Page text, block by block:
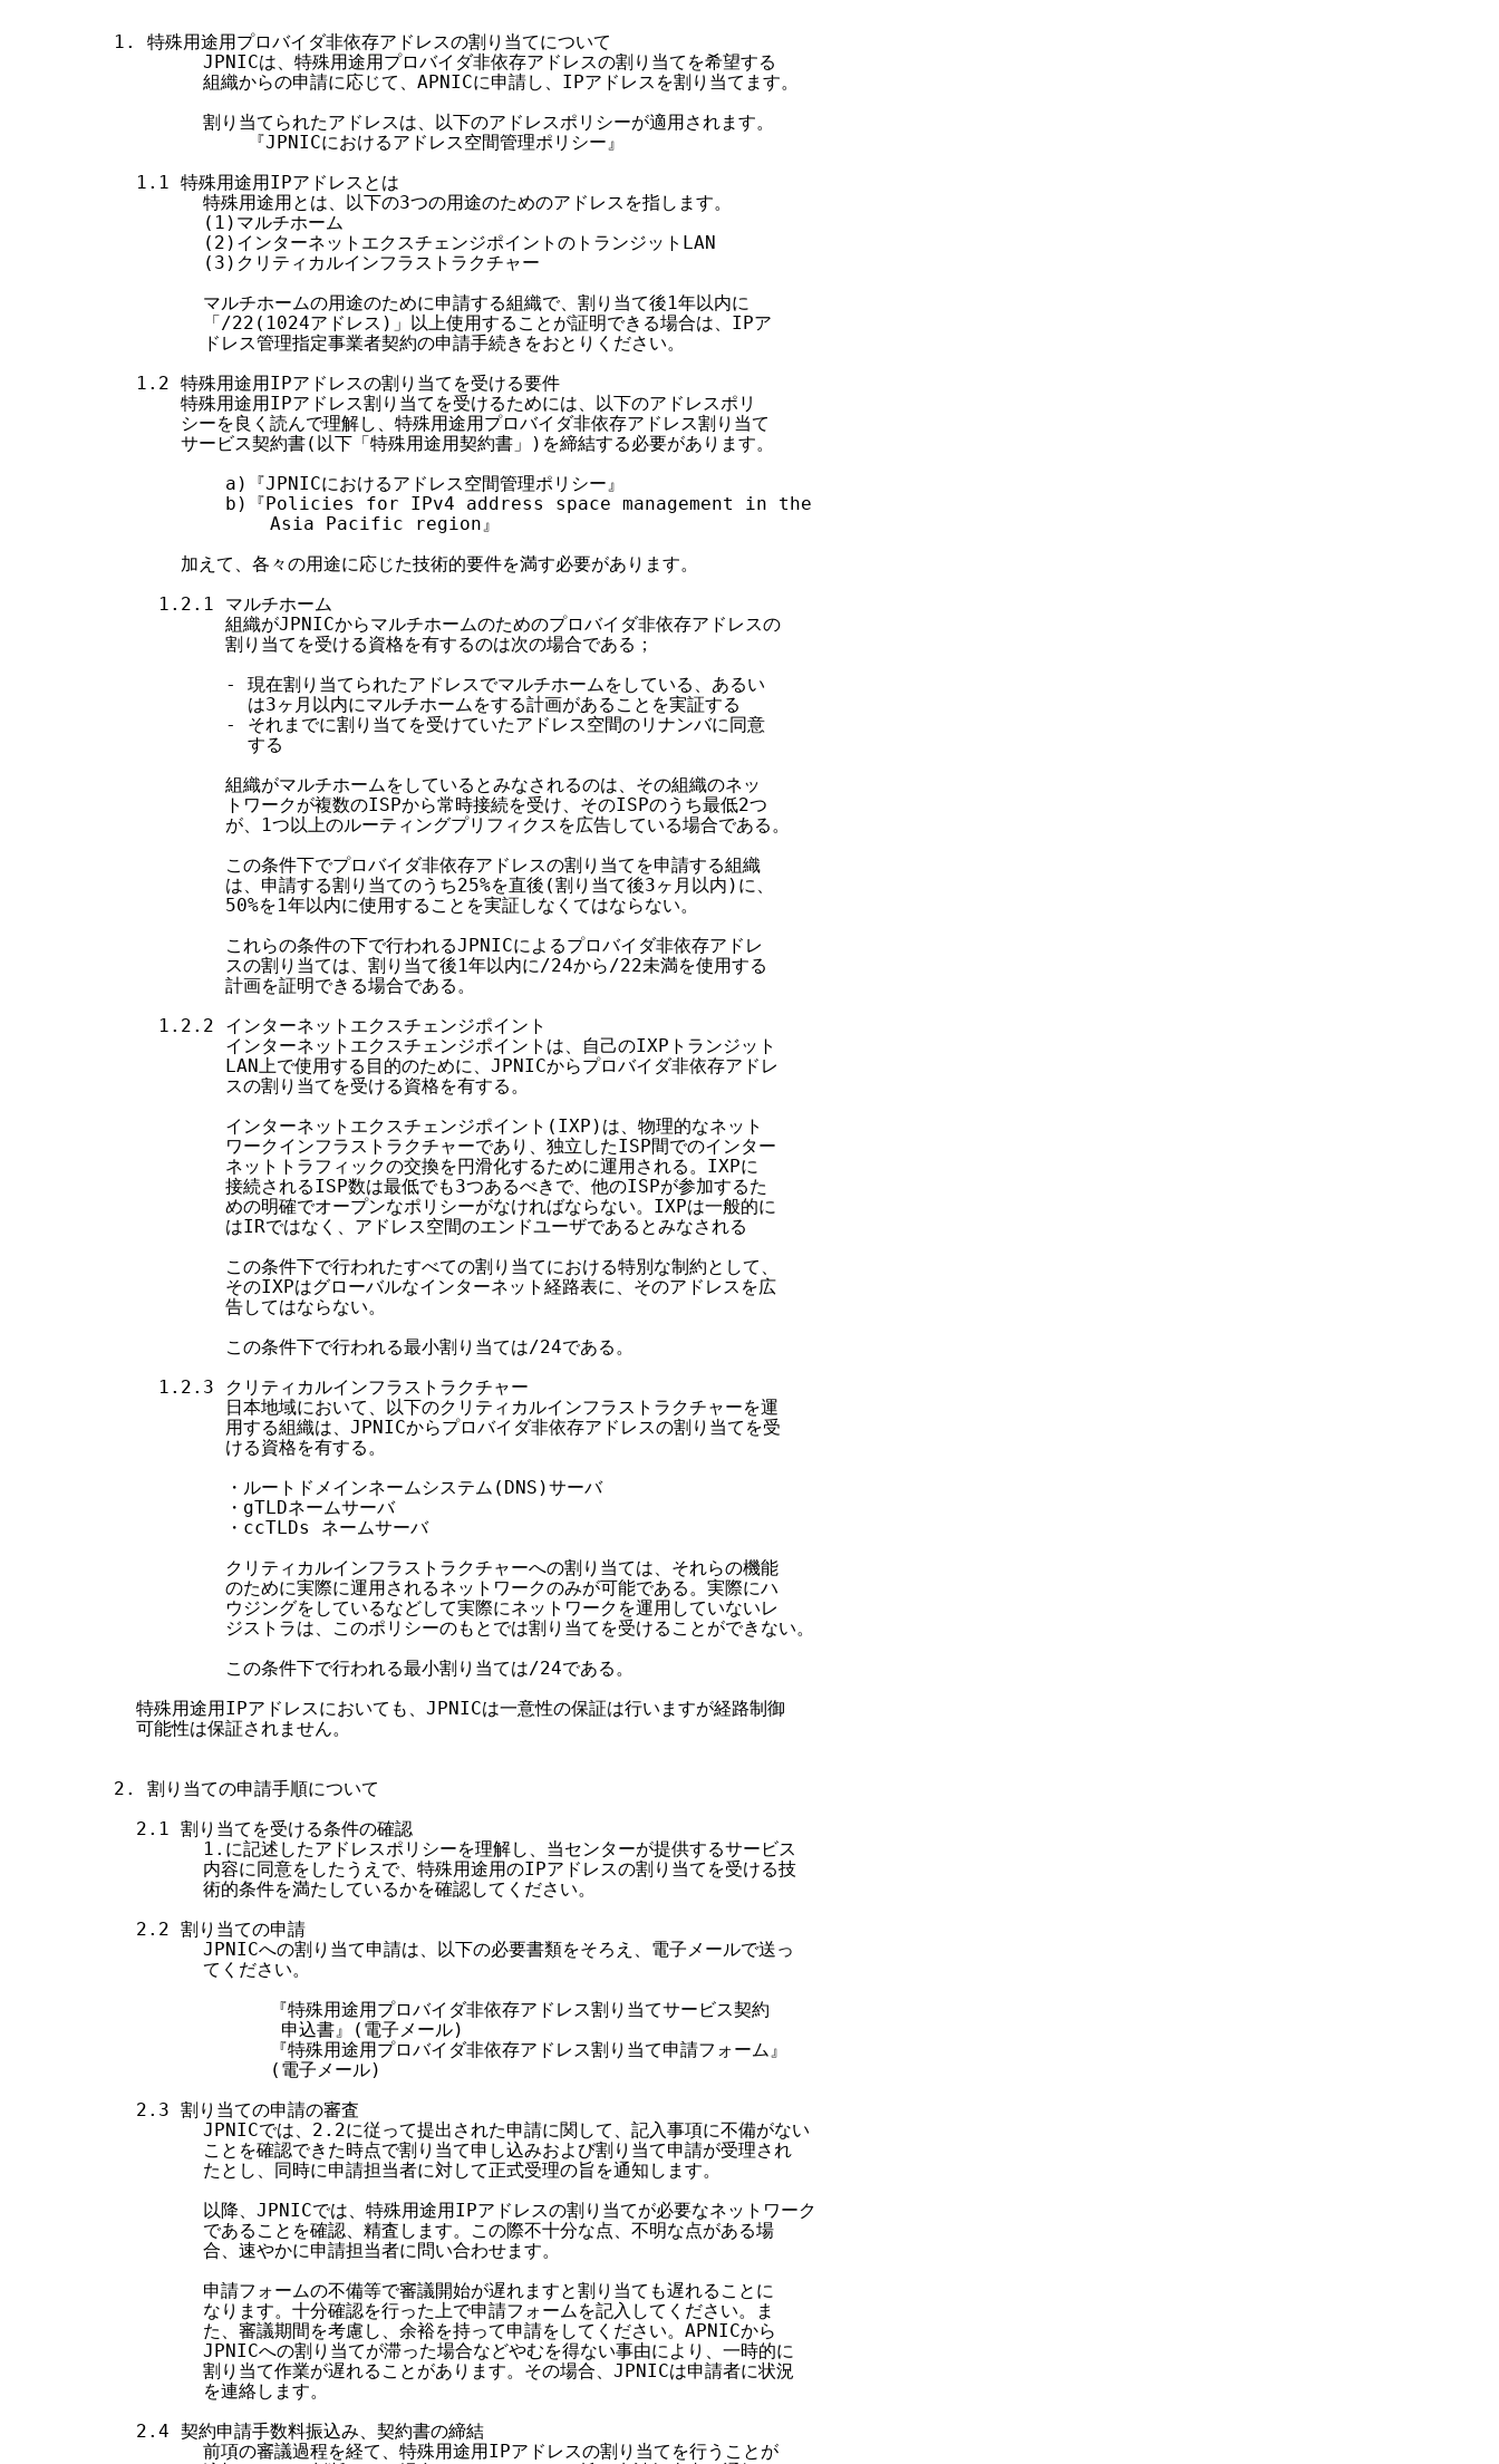
1. 特殊用途用プロバイダ非依存アドレスの割り当てについて
        JPNICは、特殊用途用プロバイダ非依存アドレスの割り当てを希望する
        組織からの申請に応じて、APNICに申請し、IPアドレスを割り当てます。
        割り当てられたアドレスは、以下のアドレスポリシーが適用されます。
            『JPNICにおけるアドレス空間管理ポリシー』
  1.1 特殊用途用IPアドレスとは
        特殊用途用とは、以下の3つの用途のためのアドレスを指します。
        (1)マルチホーム
        (2)インターネットエクスチェンジポイントのトランジットLAN
        (3)クリティカルインフラストラクチャー
        マルチホームの用途のために申請する組織で、割り当て後1年以内に
        「/22(1024アドレス)」以上使用することが証明できる場合は、IPア
        ドレス管理指定事業者契約の申請手続きをおとりください。
  1.2 特殊用途用IPアドレスの割り当てを受ける要件
      特殊用途用IPアドレス割り当てを受けるためには、以下のアドレスポリ
      シーを良く読んで理解し、特殊用途用プロバイダ非依存アドレス割り当て
      サービス契約書(以下「特殊用途用契約書」)を締結する必要があります。
          a)『JPNICにおけるアドレス空間管理ポリシー』
          b)『Policies for IPv4 address space management in the
              Asia Pacific region』
      加えて、各々の用途に応じた技術的要件を満す必要があります。
    1.2.1 マルチホーム
          組織がJPNICからマルチホームのためのプロバイダ非依存アドレスの
          割り当てを受ける資格を有するのは次の場合である；
          - 現在割り当てられたアドレスでマルチホームをしている、あるい
            は3ヶ月以内にマルチホームをする計画があることを実証する
          - それまでに割り当てを受けていたアドレス空間のリナンバに同意
            する
          組織がマルチホームをしているとみなされるのは、その組織のネッ
          トワークが複数のISPから常時接続を受け、そのISPのうち最低2つ
          が、1つ以上のルーティングプリフィクスを広告している場合である。
          この条件下でプロバイダ非依存アドレスの割り当てを申請する組織
          は、申請する割り当てのうち25%を直後(割り当て後3ヶ月以内)に、
          50%を1年以内に使用することを実証しなくてはならない。
          これらの条件の下で行われるJPNICによるプロバイダ非依存アドレ
          スの割り当ては、割り当て後1年以内に/24から/22未満を使用する
          計画を証明できる場合である。
    1.2.2 インターネットエクスチェンジポイント
          インターネットエクスチェンジポイントは、自己のIXPトランジット
          LAN上で使用する目的のために、JPNICからプロバイダ非依存アドレ
          スの割り当てを受ける資格を有する。
          インターネットエクスチェンジポイント(IXP)は、物理的なネット
          ワークインフラストラクチャーであり、独立したISP間でのインター
          ネットトラフィックの交換を円滑化するために運用される。IXPに
          接続されるISP数は最低でも3つあるべきで、他のISPが参加するた
          めの明確でオープンなポリシーがなければならない。IXPは一般的に
          はIRではなく、アドレス空間のエンドユーザであるとみなされる
          この条件下で行われたすべての割り当てにおける特別な制約として、
          そのIXPはグローバルなインターネット経路表に、そのアドレスを広
          告してはならない。
          この条件下で行われる最小割り当ては/24である。
    1.2.3 クリティカルインフラストラクチャー
          日本地域において、以下のクリティカルインフラストラクチャーを運
          用する組織は、JPNICからプロバイダ非依存アドレスの割り当てを受
          ける資格を有する。
          ・ルートドメインネームシステム(DNS)サーバ
          ・gTLDネームサーバ
          ・ccTLDs ネームサーバ
          クリティカルインフラストラクチャーへの割り当ては、それらの機能
          のために実際に運用されるネットワークのみが可能である。実際にハ
          ウジングをしているなどして実際にネットワークを運用していないレ
          ジストラは、このポリシーのもとでは割り当てを受けることができない。
          この条件下で行われる最小割り当ては/24である。
  特殊用途用IPアドレスにおいても、JPNICは一意性の保証は行いますが経路制御
  可能性は保証されません。
2. 割り当ての申請手順について
  2.1 割り当てを受ける条件の確認
        1.に記述したアドレスポリシーを理解し、当センターが提供するサービス
        内容に同意をしたうえで、特殊用途用のIPアドレスの割り当てを受ける技
        術的条件を満たしているかを確認してください。
  2.2 割り当ての申請
        JPNICへの割り当て申請は、以下の必要書類をそろえ、電子メールで送っ
        てください。
              『特殊用途用プロバイダ非依存アドレス割り当てサービス契約
               申込書』(電子メール)
              『特殊用途用プロバイダ非依存アドレス割り当て申請フォーム』
              (電子メール)
  2.3 割り当ての申請の審査
        JPNICでは、2.2に従って提出された申請に関して、記入事項に不備がない
        ことを確認できた時点で割り当て申し込みおよび割り当て申請が受理され
        たとし、同時に申請担当者に対して正式受理の旨を通知します。
        以降、JPNICでは、特殊用途用IPアドレスの割り当てが必要なネットワーク
        であることを確認、精査します。この際不十分な点、不明な点がある場
        合、速やかに申請担当者に問い合わせます。
        申請フォームの不備等で審議開始が遅れますと割り当ても遅れることに
        なります。十分確認を行った上で申請フォームを記入してください。ま
        た、審議期間を考慮し、余裕を持って申請をしてください。APNICから
        JPNICへの割り当てが滞った場合などやむを得ない事由により、一時的に
        割り当て作業が遅れることがあります。その場合、JPNICは申請者に状況
        を連絡します。
  2.4 契約申請手数料振込み、契約書の締結
        前項の審議過程を経て、特殊用途用IPアドレスの割り当てを行うことが